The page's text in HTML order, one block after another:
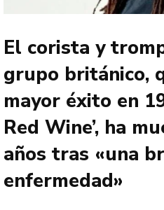
El corista y
grupo británico,
mayor éxito en
Red Wine’, ha
años tras «una
enfermedad»